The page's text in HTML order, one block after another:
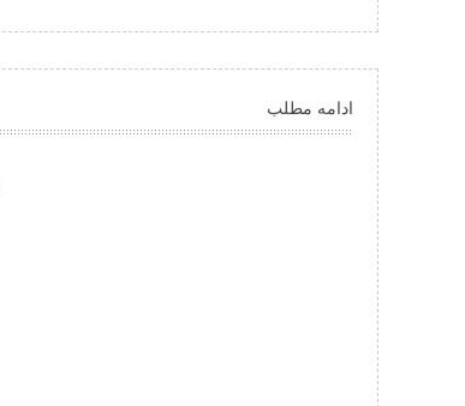
ادامه مطلب